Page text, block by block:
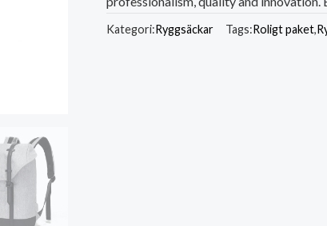
Kategori:Ryggsäckar Tags:Roligt paket,